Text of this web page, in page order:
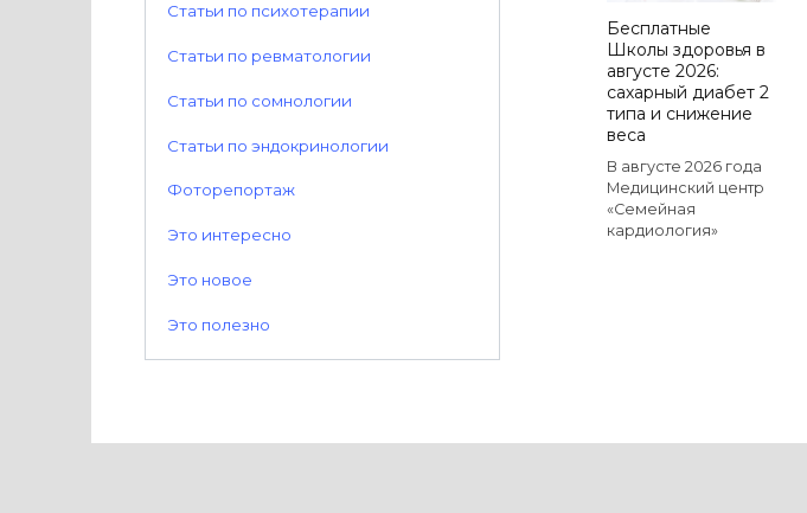
Бесплатные
Школы здоровья в
августе 2026:
сахарный диабет 2
типа и снижение
веса
В августе 2026 года
Медицинский центр
«Семейная
кардиология»
Статьи по психотерапии
Статьи по ревматологии
Статьи по сомнологии
Статьи по эндокринологии
Фоторепортаж
Это интересно
Это новое
Это полезно